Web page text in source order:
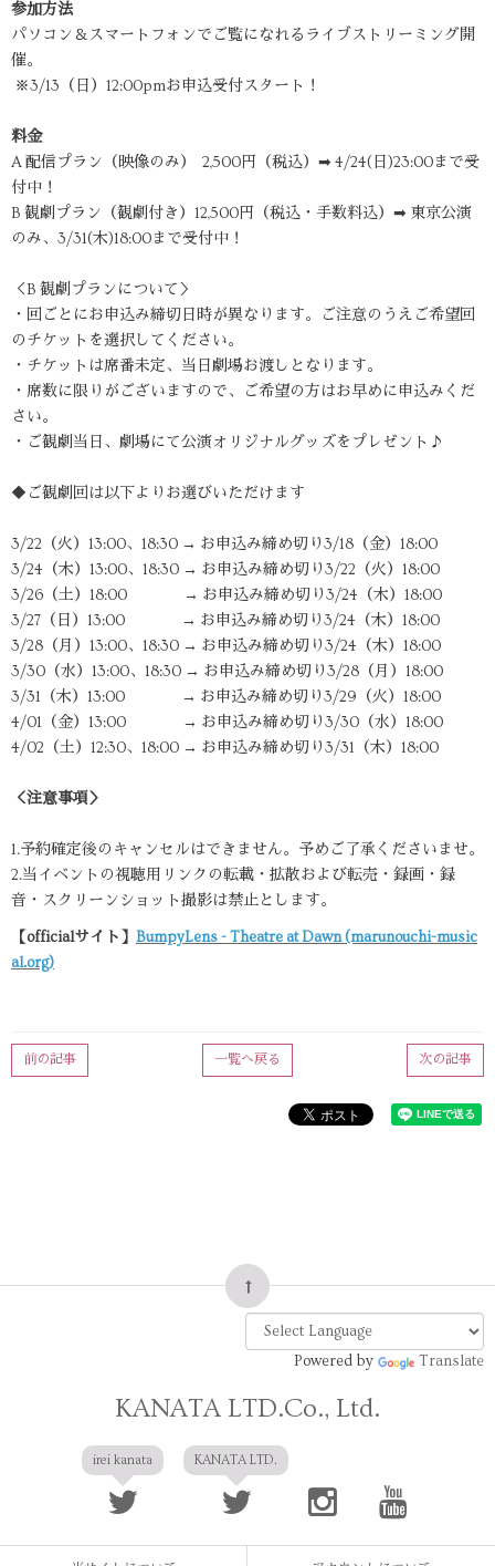
参加方法
パソコン＆スマートフォンでご覧になれるライブストリーミング開
催。
※3/13（日）12:00pmお申込受付スタート！
料金
A 配信プラン（映像のみ） 2,500円（税込）➡︎ 4/24(日)23:00まで受
付中！
B 観劇プラン（観劇付き）12,500円（税込・手数料込）➡︎ 東京公演
のみ、3/31(木)18:00まで受付中！
＜B 観劇プランについて＞
・回ごとにお申込み締切日時が異なります。ご注意のうえご希望回
のチケットを選択してください。
・チケットは席番未定、当日劇場お渡しとなります。
・席数に限りがございますので、ご希望の方はお早めに申込みくだ
さい。
・ご観劇当日、劇場にて公演オリジナルグッズをプレゼント♪
◆ご観劇回は以下よりお選びいただけます
3/22（火）13:00、18:30 → お申込み締め切り3/18（金）18:00
3/24（木）13:00、18:30 → お申込み締め切り3/22（火）18:00
3/26（土）18:00 → お申込み締め切り3/24（木）18:00
3/27（日）13:00 → お申込み締め切り3/24（木）18:00
3/28（月）13:00、18:30 → お申込み締め切り3/24（木）18:00
3/30（水）13:00、18:30 → お申込み締め切り3/28（月）18:00
3/31（木）13:00 → お申込み締め切り3/29（火）18:00
4/01（金）13:00 → お申込み締め切り3/30（水）18:00
4/02（土）12:30、18:00 → お申込み締め切り3/31（木）18:00
＜注意事項＞
1.予約確定後のキャンセルはできません。予めご了承くださいませ。
2.当イベントの視聴用リンクの転載・拡散および転売・録画・録
音・スクリーンショット撮影は禁止とします。
【officialサイト】 BumpyLens - Theatre at Dawn (marunouchi-music
al.org)
次の記事
一覧へ戻る
前の記事
Powered by Translate
KANATA LTD.Co., Ltd.
irei kanata KANATA LTD.